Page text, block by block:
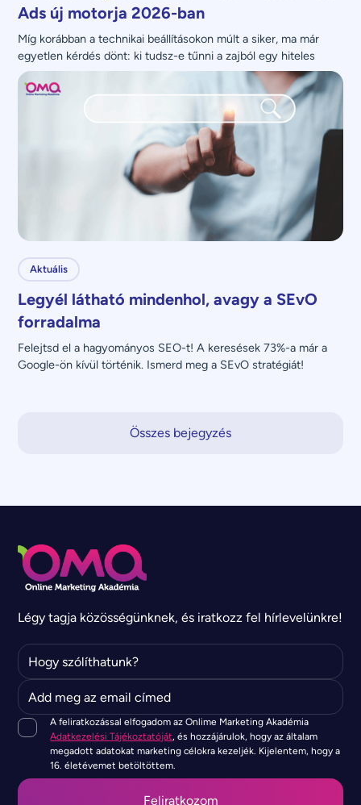
Ads új motorja 2026-ban
Míg korábban a technikai beállításokon múlt a siker, ma már
egyetlen kérdés dönt: ki tudsz-e tűnni a zajból egy hiteles
üzenettel?
Aktuális
Legyél látható mindenhol, avagy a SEvO
forradalma
Felejtsd el a hagyományos SEO-t! A keresések 73%-a már a
Google-ön kívül történik. Ismerd meg a SEvO stratégiát!
Összes bejegyzés
Légy tagja közösségünknek, és iratkozz fel hírlevelünkre!
A feliratkozással elfogadom az Onlime Marketing Akadémia
Adatkezelési Tájékoztatóját, és hozzájárulok, hogy az általam
megadott adatokat marketing célokra kezeljék. Kijelentem, hogy a
16. életévemet betöltöttem.